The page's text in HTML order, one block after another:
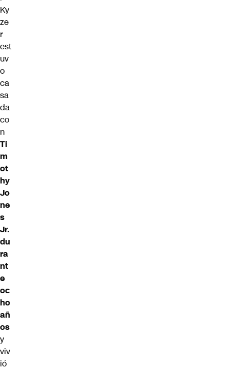
Ky
ze
r
est
uv
o
ca
sa
da
co
n
Ti
m
ot
hy
Jo
ne
s
Jr.
du
ra
nt
e
oc
ho
añ
os
y
viv
ió